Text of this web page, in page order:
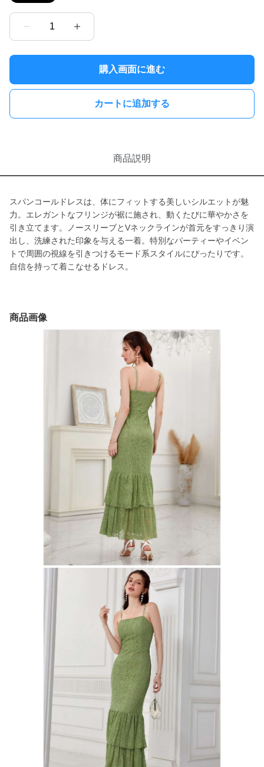
1
購入画面に進む
カートに追加する
商品説明
スパンコールドレスは、体にフィットする美しいシルエットが魅
力。エレガントなフリンジが裾に施され、動くたびに華やかさを
引き立てます。ノースリーブとVネックラインが首元をすっきり演
出し、洗練された印象を与える一着。特別なパーティーやイベン
トで周囲の視線を引きつけるモード系スタイルにぴったりです。
自信を持って着こなせるドレス。
商品画像